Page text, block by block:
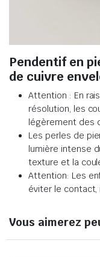
Pendentif en
de cuivre
Attention : En
résolution, les
légèrement des
Les perles de
lumière intense
texture et la
Attention: Les
éviter le
Vous aimerez